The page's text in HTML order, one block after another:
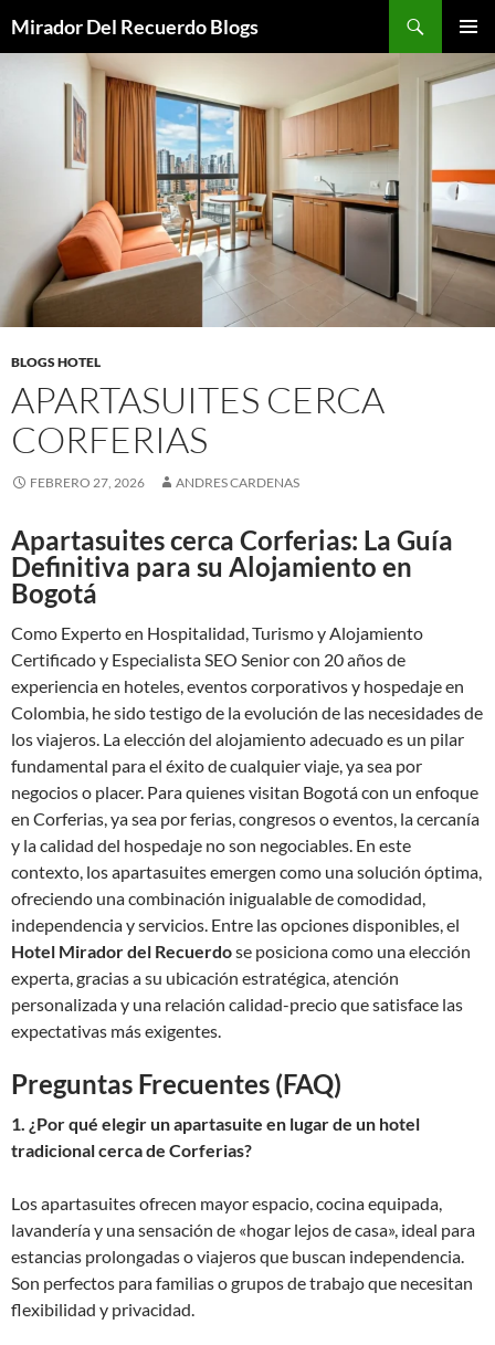
Mirador Del Recuerdo Blogs
MENÚ
BLOGS HOTEL
APARTASUITES CERCA
CORFERIAS
FEBRERO 27, 2026 ANDRES CARDENAS
Apartasuites cerca Corferias: La Guía
Definitiva para su Alojamiento en
Bogotá
Como Experto en Hospitalidad, Turismo y Alojamiento
Certificado y Especialista SEO Senior con 20 años de
experiencia en hoteles, eventos corporativos y hospedaje en
Colombia, he sido testigo de la evolución de las necesidades de
los viajeros. La elección del alojamiento adecuado es un pilar
fundamental para el éxito de cualquier viaje, ya sea por
negocios o placer. Para quienes visitan Bogotá con un enfoque
en Corferias, ya sea por ferias, congresos o eventos, la cercanía
y la calidad del hospedaje no son negociables. En este
contexto, los apartasuites emergen como una solución óptima,
ofreciendo una combinación inigualable de comodidad,
independencia y servicios. Entre las opciones disponibles, el
Hotel Mirador del Recuerdose posiciona como una elección
experta, gracias a su ubicación estratégica, atención
personalizada y una relación calidad-precio que satisface las
expectativas más exigentes.
Preguntas Frecuentes (FAQ)
1. ¿Por qué elegir un apartasuite en lugar de un hotel
tradicional cerca de Corferias?
Los apartasuites ofrecen mayor espacio, cocina equipada,
lavandería y una sensación de «hogar lejos de casa», ideal para
estancias prolongadas o viajeros que buscan independencia.
Son perfectos para familias o grupos de trabajo que necesitan
flexibilidad y privacidad.